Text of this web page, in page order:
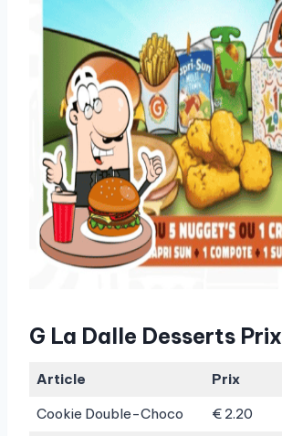
G La Dalle Desserts Prix
Article
Prix
Cookie Double-Choco
€ 2.20